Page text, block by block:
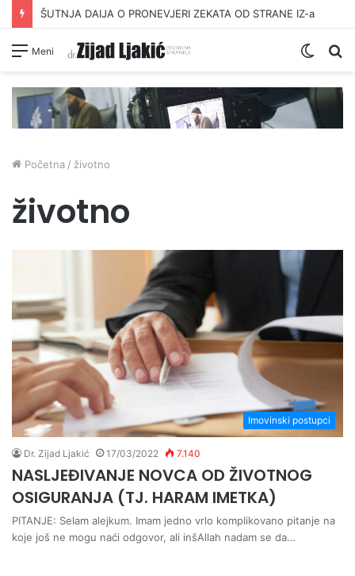
ŠUTNJA DAIJA O PRONEVJERI ZEKATA OD STRANE IZ-a
Meni
Switch
Početna / životno
životno
Imovinski postupci
Dr. Zijad Ljakić 17/03/2022 7.140
NASLJEĐIVANJE NOVCA OD ŽIVOTNOG
OSIGURANJA (TJ. HARAM IMETKA)
PITANJE: Selam alejkum. Imam jedno vrlo komplikovano pitanje na
koje još ne mogu naći odgovor, ali inšAllah nadam se da…